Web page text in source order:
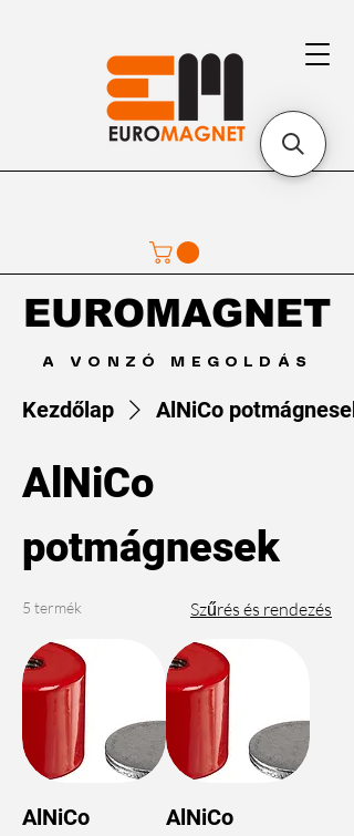
A VONZÓ MEGOLDÁS
EUROMAGNET
EUROMAGNET
Kezdőlap AlNiCo potmágnesek
AlNiCo
potmágnesek
5 termék Szűrés és rendezés
AlNiCo
AlNiCo